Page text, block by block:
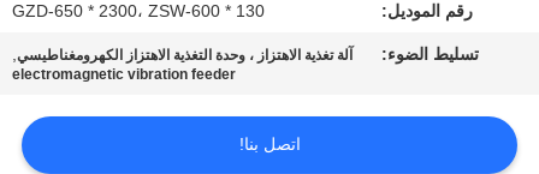
المعمل
رقابة
جودة
رقم الموديل: GZD-650 * 2300، ZSW-600 * 130
تسليط الضوء: آلة تغذية الاهتزاز ، وحدة التغذية الاهتزاز الكهرومغناطيسي,
electromagnetic vibration feeder
اتصل بنا!